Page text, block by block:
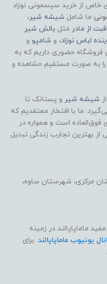
خاص از خرید سیسمونی نوزاد
ما شامل شیشه شیر،
از مادر مثل بالش شیر
لباس نوزاد، و شامپو و
حضوری داریم که به
را به صورت مستقیم مشاهده و
شیشه شیر و پستانک تا
ما با افتخار معتقدیم که
فوق‌العاده است و همواره در
از بهترین تجارب زندگی تبدیل
مرکزی، شهرستان ساوه،
ماماپاپالند در زمینه
یوتیوب ماماپاپالند. برای
.